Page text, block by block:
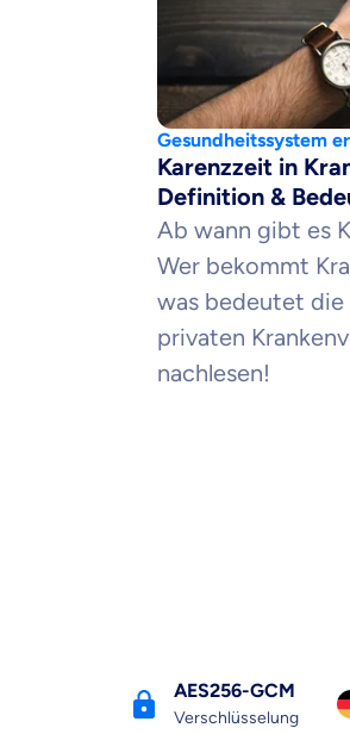
Gesundheitssystem
Karenzzeit in
Definition &
Ab wann gibt es
Wer bekommt
was bedeutet die
privaten
nachlesen!
AES256-GCM
Verschlüsselung